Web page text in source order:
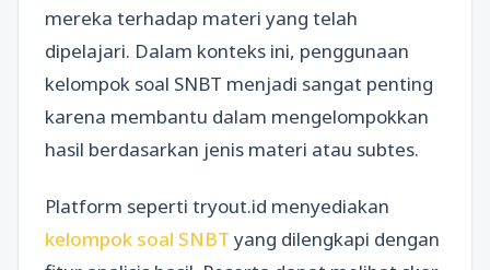
mereka terhadap materi yang telah
dipelajari. Dalam konteks ini, penggunaan
kelompok soal SNBT menjadi sangat penting
karena membantu dalam mengelompokkan
hasil berdasarkan jenis materi atau subtes.
Platform seperti tryout.id menyediakan
kelompok soal SNBT yang dilengkapi dengan